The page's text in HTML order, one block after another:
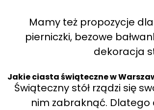
Mamy też propozycje
pierniczki, bezowe
dekoracja
Jakie ciasta świąteczne w
Świąteczny stół rządzi się
nim zabraknąć. Dlatego